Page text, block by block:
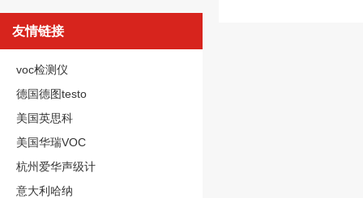
友情链接
voc检测仪
德国德图testo
美国英思科
美国华瑞VOC
杭州爱华声级计
意大利哈纳